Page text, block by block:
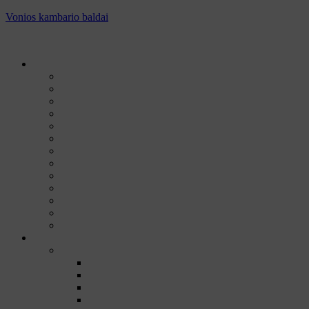
Vonios kambario baldai